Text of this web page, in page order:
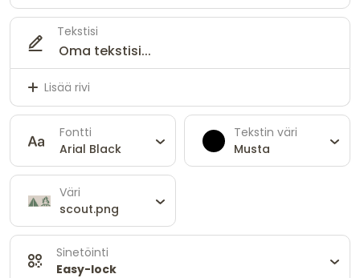
Tekstisi
Lisää rivi
Fontti
Arial Black
Tekstin väri
Musta
Väri
scout.png
Sinetöinti
Easy-lock